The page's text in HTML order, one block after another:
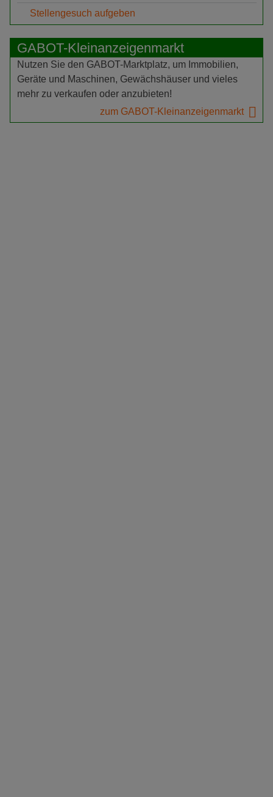
Stellengesuch aufgeben
GABOT-Kleinanzeigenmarkt
Nutzen Sie den GABOT-Marktplatz, um Immobilien,
Geräte und Maschinen, Gewächshäuser und vieles
mehr zu verkaufen oder anzubieten!
zum GABOT-Kleinanzeigenmarkt